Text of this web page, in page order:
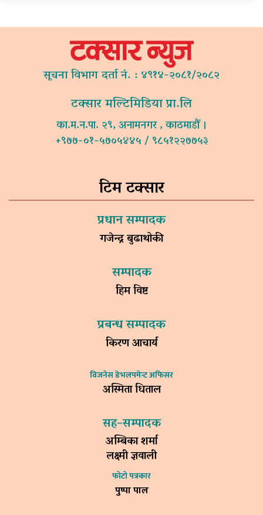
सूचना विभाग दर्ता नं. : ४९१४-२०८१/२०८२
टक्सार मल्टिमिडिया प्रा.लि
का.म.न.पा. २९, अनामनगर , काठमाडौं ।
+९७७-०१-५७०५४४५ / ९८५१२२७७५३
टिम टक्सार
प्रधान सम्पादक
गजेन्द्र बुढाथोकी
सम्पादक
हिम विष्ट
प्रबन्ध सम्पादक
किरण आचार्य
विजनेस डेभलपमेन्ट अफिसर
अस्मिता धिताल
सह–सम्पादक
अम्बिका शर्मा
लक्ष्मी ज्ञवाली
फोटो पत्रकार
पुष्पा पाल